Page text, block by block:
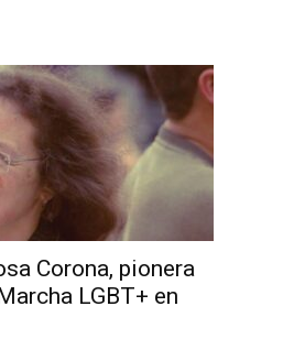
Corona, pionera
LGBT+ en